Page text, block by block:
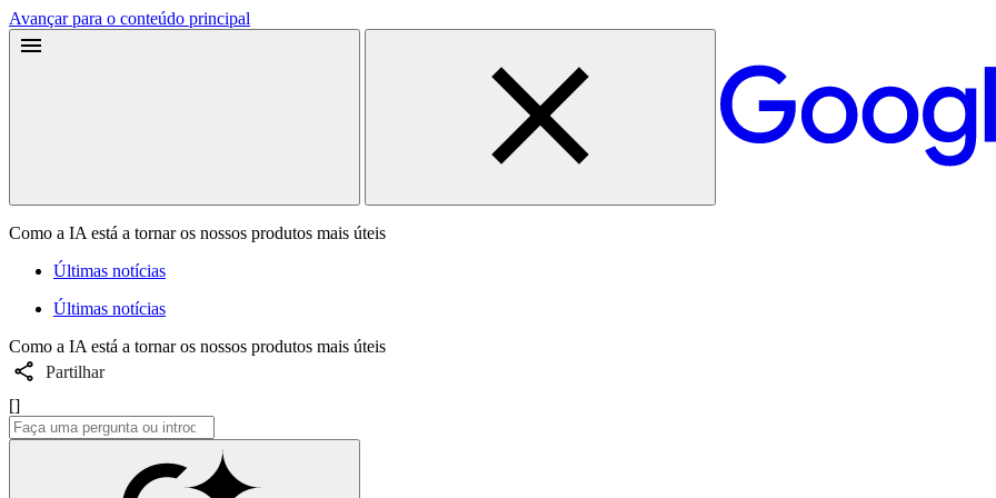
Avançar para o conteúdo principal
Como a IA está a tornar os nossos produtos mais úteis
Últimas notícias
Últimas notícias
Como a IA está a tornar os nossos produtos mais úteis
Partilhar
[]